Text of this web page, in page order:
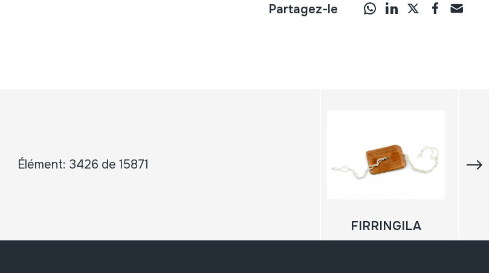
Partagez-le
Élément: 3426 de 15871
FIRRINGILA